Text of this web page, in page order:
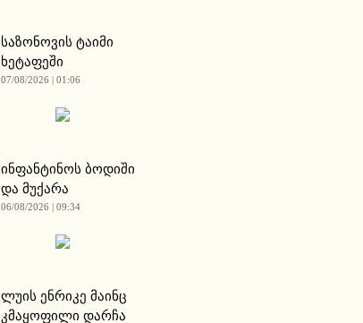
საზონოვის ტაიმი
ხეტაფეში
07/08/2026 | 01:06
ინფანტინოს ბოდიში
და მუქარა
06/08/2026 | 09:34
ლუის ენრიკე მაინც
კმაყოფილი დარჩა